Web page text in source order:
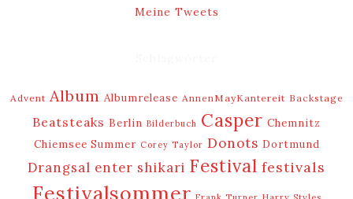
Meine Tweets
Advent Album Albumrelease AnnenMayKantereit Backstage
Beatsteaks Berlin Bilderbuch Casper Chemnitz
Chiemsee Summer Corey Taylor Donots Dortmund
Drangsal enter shikari Festival festivals
Festivalsommer